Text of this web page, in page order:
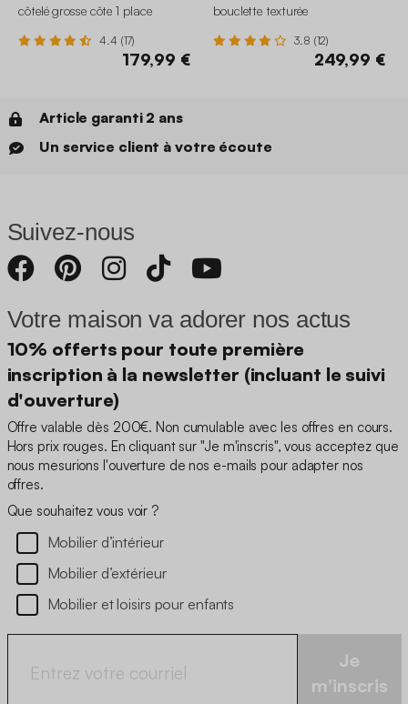
côtelé grosse côte 1 place
4.4 (17)
179,99 €
bouclette texturée
3.8 (12)
249,99 €
Article garanti 2 ans
Un service client à votre écoute
Suivez-nous
Votre maison va adorer nos actus
10% offerts pour toute première
inscription à la newsletter (incluant le suivi
d'ouverture)
Offre valable dès 200€. Non cumulable avec les offres en cours.
Hors prix rouges. En cliquant sur "Je m'inscris", vous acceptez que
nous mesurions l'ouverture de nos e-mails pour adapter nos
offres.
Que souhaitez vous voir ?
Mobilier d’intérieur
Mobilier d’extérieur
Mobilier et loisirs pour enfants
Je
m'inscris